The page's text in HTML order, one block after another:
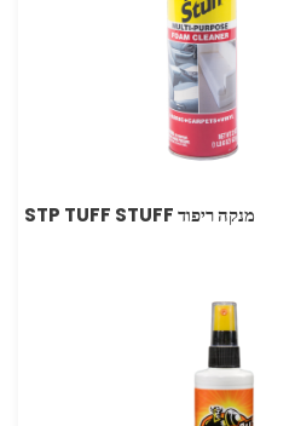
מנקה ריפוד STP TUFF STUFF